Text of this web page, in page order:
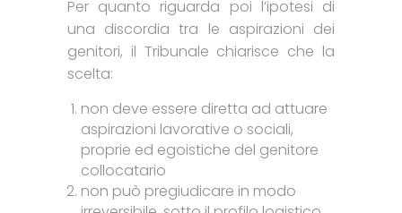
Per quanto riguarda poi l’ipotesi di
una discordia tra le aspirazioni dei
genitori, il Tribunale chiarisce che la
scelta:
non deve essere diretta ad attuare
aspirazioni lavorative o sociali,
proprie ed egoistiche del genitore
collocatario
non può pregiudicare in modo